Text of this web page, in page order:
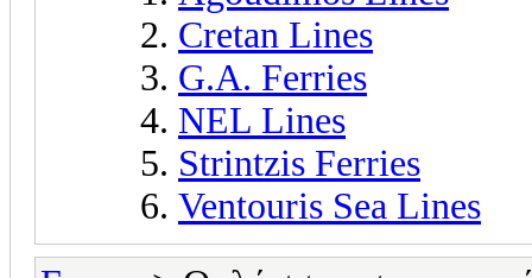
Cretan Lines
G.A. Ferries
NEL Lines
Strintzis Ferries
Ventouris Sea Lines